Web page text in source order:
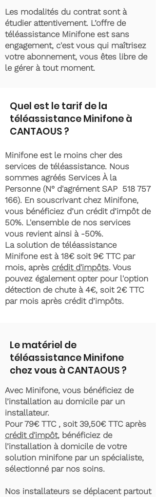
Les modalités du contrat sont à
étudier attentivement. L’offre de
téléassistance Minifone est sans
engagement, c'est vous qui maîtrisez
votre abonnement, vous êtes libre de
le gérer à tout moment.
Quel est le tarif de la
téléassistance Minifone à
CANTAOUS ?
Minifone est le moins cher des
services de téléassistance. Nous
sommes agréés Services À la
Personne (N° d'agrément SAP 518 757
166). En souscrivant chez Minifone,
vous bénéficiez d’un crédit d’impôt de
50%. L'ensemble de nos services
vous revient ainsi à -50%.
La solution de téléassistance
Minifone est à 18€ soit 9€ TTC par
mois, après crédit d'impôts. Vous
pouvez également opter pour l'option
détection de chute à 4€, soit 2€ TTC
par mois après crédit d’impôts.
Le matériel de
téléassistance Minifone
chez vous à CANTAOUS ?
Avec Minifone, vous bénéficiez de
l’installation au domicile par un
installateur.
Pour 79€ TTC , soit 39,50€ TTC après
crédit d'impôt, bénéficiez de
l’installation à domicile de votre
solution minifone par un spécialiste,
sélectionné par nos soins.
Nos installateurs se déplacent partout